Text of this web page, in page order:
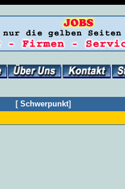
[ Schwerpunkt]